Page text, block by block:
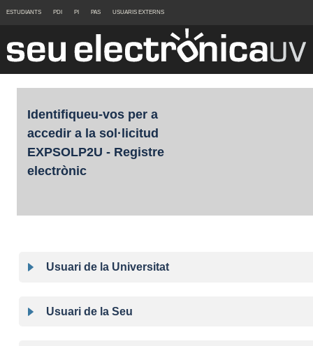
ESTUDIANTS PDI PI PAS USUARIS EXTERNS
Identifiqueu-vos per a
accedir a la sol·licitud
EXPSOLP2U - Registre
electrònic